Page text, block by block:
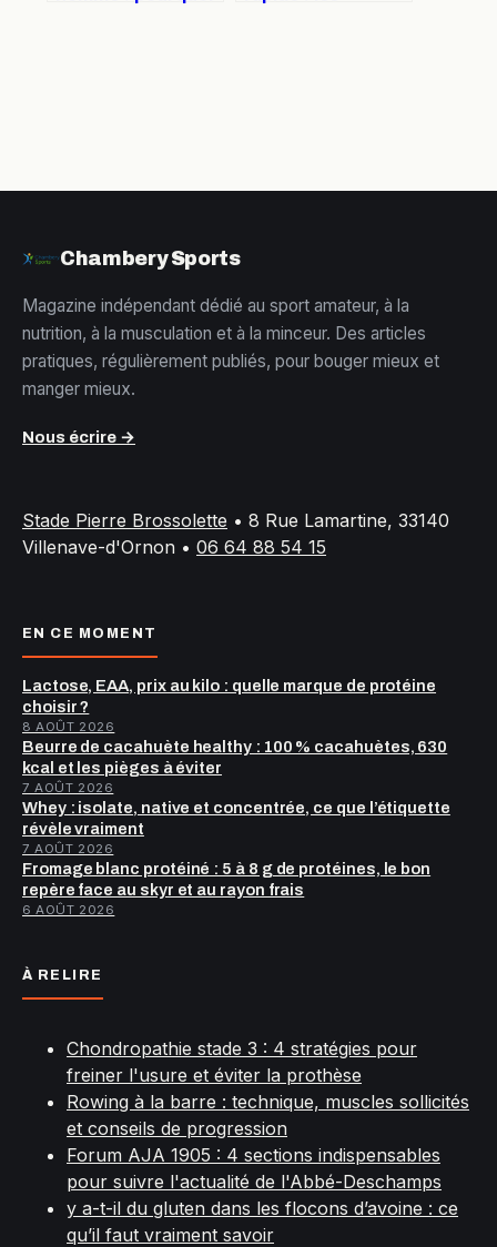
Chambery Sports
Magazine indépendant dédié au sport amateur, à la
nutrition, à la musculation et à la minceur. Des articles
pratiques, régulièrement publiés, pour bouger mieux et
manger mieux.
Nous écrire →
Stade Pierre Brossolette • 8 Rue Lamartine, 33140
Villenave-d'Ornon • 06 64 88 54 15
EN CE MOMENT
Lactose, EAA, prix au kilo : quelle marque de protéine
choisir ?
8 AOÛT 2026
Beurre de cacahuète healthy : 100 % cacahuètes, 630
kcal et les pièges à éviter
7 AOÛT 2026
Whey : isolate, native et concentrée, ce que l’étiquette
révèle vraiment
7 AOÛT 2026
Fromage blanc protéiné : 5 à 8 g de protéines, le bon
repère face au skyr et au rayon frais
6 AOÛT 2026
À RELIRE
Chondropathie stade 3 : 4 stratégies pour
freiner l'usure et éviter la prothèse
Rowing à la barre : technique, muscles sollicités
et conseils de progression
Forum AJA 1905 : 4 sections indispensables
pour suivre l'actualité de l'Abbé-Deschamps
y a-t-il du gluten dans les flocons d’avoine : ce
qu’il faut vraiment savoir